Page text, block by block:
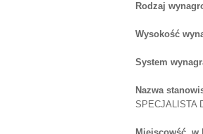
Rodzaj
Wysokość
System
Nazwa
SPECJALISTA